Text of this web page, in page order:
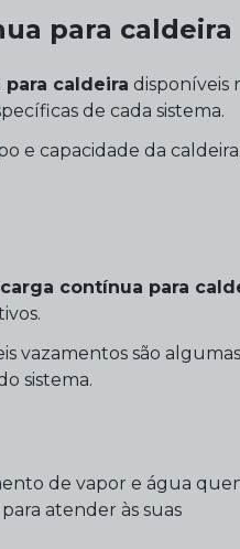
para caldeira
caldeira disponíveis
de cada sistema.
e capacidade da
contínua para
vazamentos são
sistema.
de vapor e água
atender às suas